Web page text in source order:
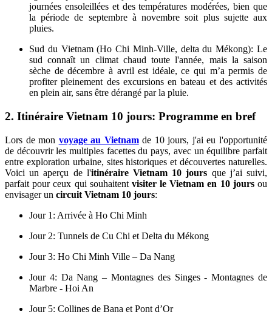
journées ensoleillées et des températures modérées, bien que
la période de septembre à novembre soit plus sujette aux
pluies.
Sud du Vietnam (Ho Chi Minh-Ville, delta du Mékong): Le
sud connaît un climat chaud toute l'année, mais la saison
sèche de décembre à avril est idéale, ce qui m’a permis de
profiter pleinement des excursions en bateau et des activités
en plein air, sans être dérangé par la pluie.
2. Itinéraire Vietnam 10 jours: Programme en bref
Lors de mon voyage au Vietnamde 10 jours, j'ai eu l'opportunité
de découvrir les multiples facettes du pays, avec un équilibre parfait
entre exploration urbaine, sites historiques et découvertes naturelles.
Voici un aperçu de l'itinéraire Vietnam 10 jours que j’ai suivi,
parfait pour ceux qui souhaitent visiter le Vietnam en 10 joursou
envisager un circuit Vietnam 10 jours:
Jour 1: Arrivée à Ho Chi Minh
Jour 2: Tunnels de Cu Chi et Delta du Mékong
Jour 3: Ho Chi Minh Ville – Da Nang
Jour 4: Da Nang – Montagnes des Singes - Montagnes de
Marbre - Hoi An
Jour 5: Collines de Bana et Pont d’Or